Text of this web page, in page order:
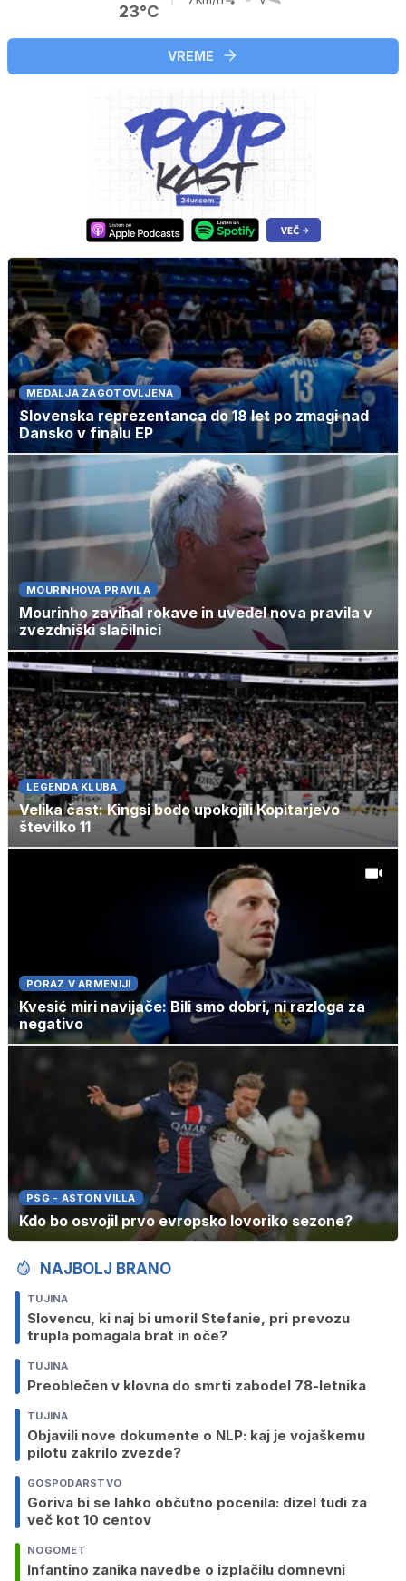
23°C
VREME
MEDALJA ZAGOTOVLJENA
Slovenska reprezentanca do 18 let po zmagi nad
Dansko v finalu EP
MOURINHOVA PRAVILA
Mourinho zavihal rokave in uvedel nova pravila v
zvezdniški slačilnici
LEGENDA KLUBA
Velika čast: Kingsi bodo upokojili Kopitarjevo
številko 11
PORAZ V ARMENIJI
Kvesić miri navijače: Bili smo dobri, ni razloga za
negativo
PSG - ASTON VILLA
Kdo bo osvojil prvo evropsko lovoriko sezone?
NAJBOLJ BRANO
TUJINA
Slovencu, ki naj bi umoril Stefanie, pri prevozu
trupla pomagala brat in oče?
TUJINA
Preoblečen v klovna do smrti zabodel 78-letnika
TUJINA
Objavili nove dokumente o NLP: kaj je vojaškemu
pilotu zakrilo zvezde?
GOSPODARSTVO
Goriva bi se lahko občutno pocenila: dizel tudi za
več kot 10 centov
NOGOMET
Infantino zanika navedbe o izplačilu domnevni